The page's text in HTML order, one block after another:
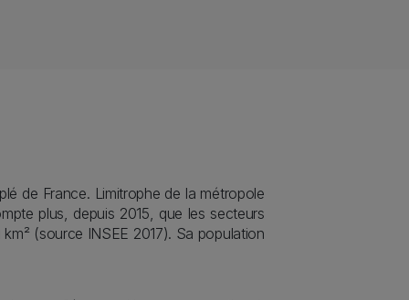
de France. Limitrophe de la métropole
plus, depuis 2015, que les secteurs
(source INSEE 2017). Sa population